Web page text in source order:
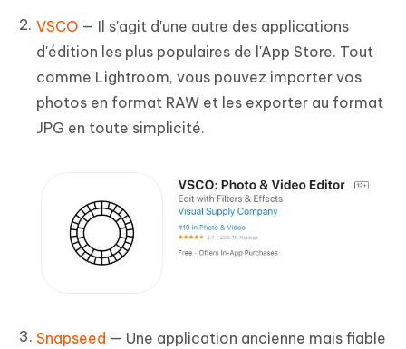
VSCO — Il s'agit d'une autre des applications
d'édition les plus populaires de l'App Store. Tout
comme Lightroom, vous pouvez importer vos
photos en format RAW et les exporter au format
JPG en toute simplicité.
Snapseed — Une application ancienne mais fiable